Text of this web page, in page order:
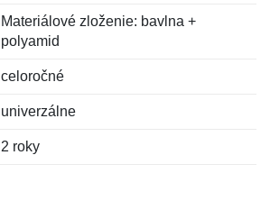
Materiálové zloženie: bavlna +
polyamid
celoročné
univerzálne
2 roky